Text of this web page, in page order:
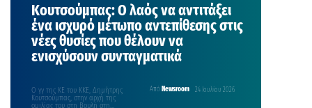
Κουτσούμπας: Ο λαός να αντιτάξει
ένα ισχυρό μέτωπο αντεπίθεσης στις
νέες θυσίες που θέλουν να
ενισχύσουν συνταγματικά
Από Newsroom 24 Ιουλίου 2026
Ο γγ της ΚΕ του ΚΚΕ, Δημήτρης
Κουτσούμπας, στην αρχή της
ομιλίας του στη Βουλή στη